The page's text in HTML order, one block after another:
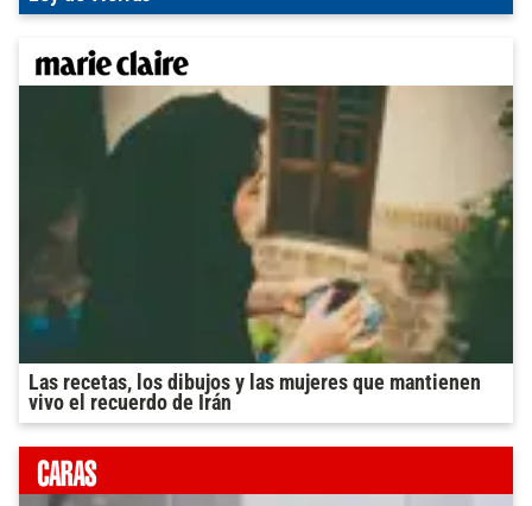
Las recetas, los dibujos y las mujeres que mantienen
vivo el recuerdo de Irán